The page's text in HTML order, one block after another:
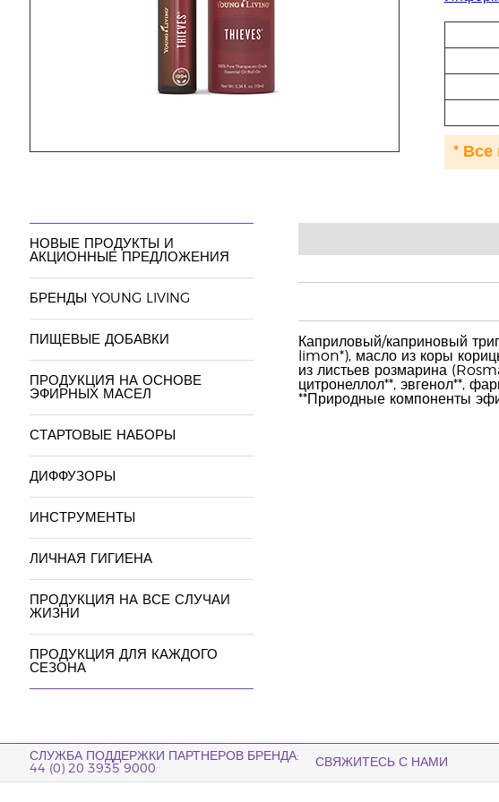
* Все
НОВЫЕ ПРОДУКТЫ И
АКЦИОННЫЕ ПРЕДЛОЖЕНИЯ
БРЕНДЫ YOUNG LIVING
ПИЩЕВЫЕ ДОБАВКИ
ПРОДУКЦИЯ НА ОСНОВЕ
ЭФИРНЫХ МАСЕЛ
СТАРТОВЫЕ НАБОРЫ
ДИФФУЗОРЫ
ИНСТРУМЕНТЫ
ЛИЧНАЯ ГИГИЕНА
ПРОДУКЦИЯ НА ВСЕ СЛУЧАИ
ЖИЗНИ
ПРОДУКЦИЯ ДЛЯ КАЖДОГО
СЕЗОНА
Каприловый/каприновый
limon*), масло из коры
из листьев розмарина
цитронеллол**, эвгенол**,
**Природные компоненты
СЛУЖБА ПОДДЕРЖКИ ПАРТНЕРОВ БРЕНДА:
44 (0) 20 3935 9000
СВЯЖИТЕСЬ С НАМИ